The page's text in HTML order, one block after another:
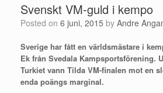
Svenskt VM-guld i kempo
Posted on 6 juni, 2015 by Andre
Sverige har fått en världsmästare i
Ek från Svedala Kampsportsförening.
Turkiet vann Tilda VM-finalen mot en
enda poängs marginal.